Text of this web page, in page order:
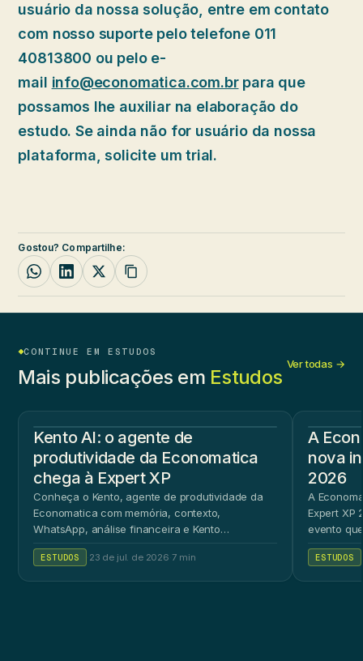
usuário da nossa solução, entre em contato
com nosso suporte pelo telefone 011
40813800 ou pelo e-
mail info@economatica.com.brpara que
possamos lhe auxiliar na elaboração do
estudo. Se ainda não for usuário da nossa
plataforma, solicite um trial.
Gostou? Compartilhe:
CONTINUE EM ESTUDOS
Mais publicações em Estudos
Ver todas →
Kento AI: o agente de
produtividade da Economatica
chega à Expert XP
Conheça o Kento, agente de produtividade da
Economatica com memória, contexto,
WhatsApp, análise financeira e Kento
ESTUDOS 23 de jul. de 2026 7 min
A
nova
2026
A
Expert XP
evento
ESTUDOS